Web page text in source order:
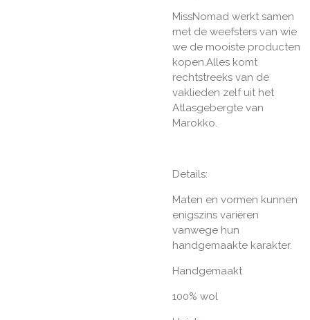
MissNomad werkt samen
met de weefsters van wie
we de mooiste producten
kopen.Alles komt
rechtstreeks van de
vaklieden zelf uit het
Atlasgebergte van
Marokko.
Details:
Maten en vormen kunnen
enigszins variëren
vanwege hun
handgemaakte karakter.
Handgemaakt
100% wol